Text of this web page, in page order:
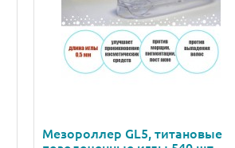
Мезороллер GL5, титановые